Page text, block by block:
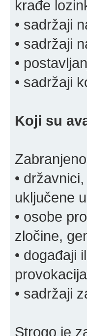
krađe
• sadržaji
• sadržaji
•
• sadržaji
Koji su
•
uključene
• osobe
zločine,
• događaji
provokacija
• sadržaji
Strogo je